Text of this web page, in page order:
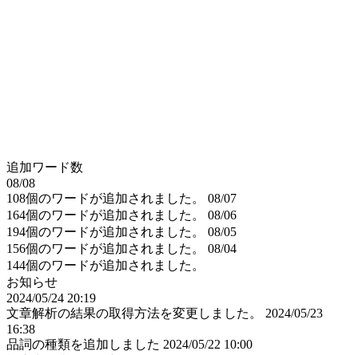
追加ワード数
08/08
108個のワードが追加されました。
08/07
164個のワードが追加されました。
08/06
194個のワードが追加されました。
08/05
156個のワードが追加されました。
08/04
144個のワードが追加されました。
お知らせ
2024/05/24 20:19
文章解析の結果の取得方法を変更しました。
2024/05/23
16:38
品詞の種類を追加しました 2024/05/22 10:00